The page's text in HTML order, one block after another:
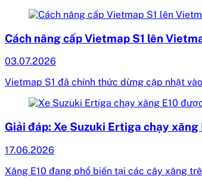
Cách nâng cấp Vietmap S1 lên
03.07.2026
Vietmap S1 đã chính thức dừng cập nhật
Giải đáp: Xe Suzuki Ertiga chạy
17.06.2026
Xăng E10 đang phổ biến tại các cây xăng